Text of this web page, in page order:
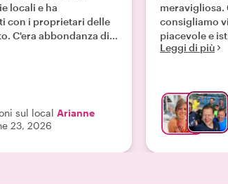
locali e ha
con i proprietari delle
C'era abbondanza di
sembrata autentica.
sul local Arianne
23, 2026
meravigliosa.
consigliamo
piacevole e
Leggi di più